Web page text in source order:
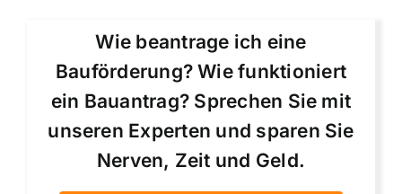
Wie beantrage ich eine
Bauförderung? Wie funktioniert
ein Bauantrag? Sprechen Sie mit
unseren Experten und sparen Sie
Nerven, Zeit und Geld.